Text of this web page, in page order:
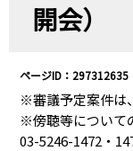
開会）
ページID：297312635
※審議予定案件は
※傍聴等につい
03-5246-1472・